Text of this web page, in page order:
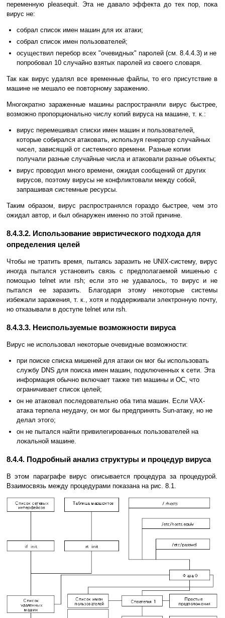
переменную pleasequit. Эта не давало эффекта до тех пор, пока
вирус не:
собрал список имен машин для их атаки;
собрал список имен пользователей;
осуществил перебор всех "очевидных" паролей (см. 8.4.4.3) и не
попробовал 10 случайно взятых паролей из своего словаря.
Так как вирус удалял все временные файлы, то его присутствие в
машине не мешало ее повторному заражению.
Многократно зараженные машины распространяли вирус быстрее,
возможно пропорционально числу копий вируса на машине, т. к.:
вирус перемешивал списки имен машин и пользователей,
которые собирался атаковать, используя генератор случайных
чисел, зависящий от системного времени. Разные копии
получали разные случайные числа и атаковали разные объекты;
вирус проводил много времени, ожидая сообщений от других
вирусов, поэтому вирусы не конфликтовали между собой,
запрашивая системные ресурсы.
Таким образом, вирус распространялся гораздо быстрее, чем это
ожидал автор, и был обнаружен именно по этой причине.
8.4.3.2. Использование эвристического подхода для
определения целей
Чтобы не тратить время, пытаясь заразить не UNIX-систему, вирус
иногда пытался установить связь с предполагаемой мишенью с
помощью telnet или rsh; если это не удавалось, то вирус и не
пытался ее заразить. Благодаря этому некоторые системы
избежали заражения, т. к., хотя и поддерживали электронную почту,
но отказывали в доступе telnet или rsh.
8.4.3.3. Неиспользуемые возможности вируса
Вирус не использовал некоторые очевидные возможности:
при поиске списка мишеней для атаки он мог бы использовать
службу DNS для поиска имен машин, подключенных к сети. Эта
информация обычно включает также тип машины и ОС, что
ограничивает список целей;
он не атаковал последовательно оба типа машин. Если VAX-
атака терпела неудачу, он мог бы предпринять Sun-атаку, но не
делал этого;
он не пытался найти привилегированных пользователей на
локальной машине.
8.4.4. Подробный анализ структуры и процедур вируса
В этом параграфе вирус описывается процедура за процедурой.
Взаимосвязь между процедурами показана на рис. 8.1.